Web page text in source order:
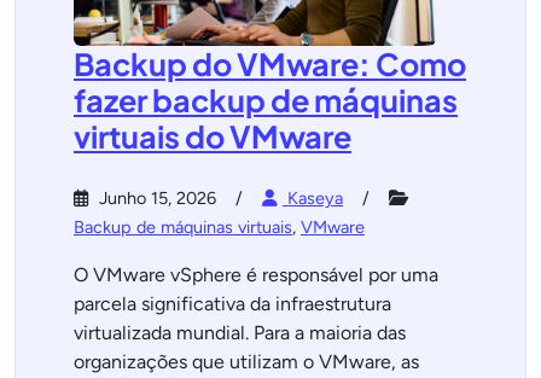
Backup do VMware: Como
fazer backup de máquinas
virtuais do VMware
Junho 15, 2026
Kaseya
Backup de máquinas virtuais, VMware
O VMware vSphere é responsável por uma
parcela significativa da infraestrutura
virtualizada mundial. Para a maioria das
organizações que utilizam o VMware, as